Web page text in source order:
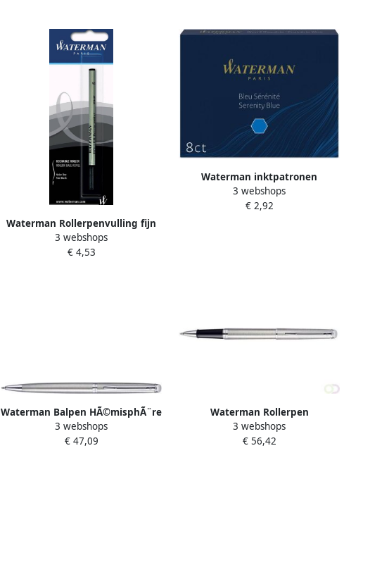
Waterman Rollerpenvulling fijn
zwart blister Ã 1 stuk
3 webshops
€ 4,53
Waterman inktpatronen
Standard blauw Florida pak van 8
stuks
3 webshops
€ 2,92
Waterman Balpen HÃ©misphÃ¨re
stainless steel CT medium
3 webshops
€ 47,09
Waterman Rollerpen
HÃ©misphÃ¨re stainless steel CT
fijn
3 webshops
€ 56,42